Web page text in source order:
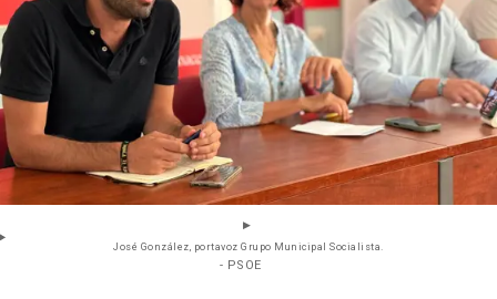
José González, portavoz Grupo Municipal Socialista.
- PSOE